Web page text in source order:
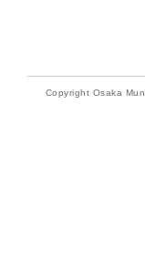
Copyright Osaka